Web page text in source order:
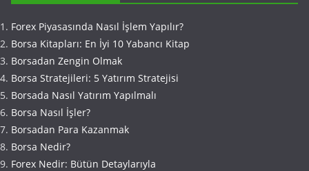
Forex Piyasasında Nasıl İşlem Yapılır?
Borsa Kitapları: En İyi 10 Yabancı Kitap
Borsadan Zengin Olmak
Borsa Stratejileri: 5 Yatırım Stratejisi
Borsada Nasıl Yatırım Yapılmalı
Borsa Nasıl İşler?
Borsadan Para Kazanmak
Borsa Nedir?
Forex Nedir: Bütün Detaylarıyla